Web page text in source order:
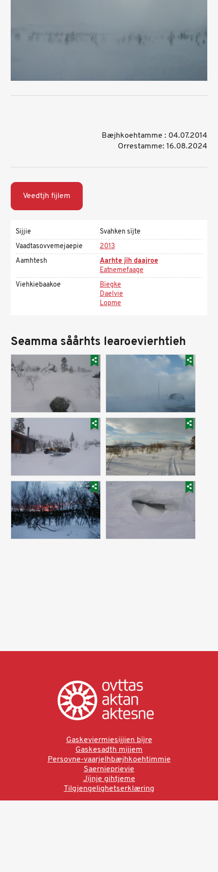
Bæjhkoehtamme : 04.07.2014
Orrestamme: 16.08.2024
Veedtjh fijlem
Sijjie
Svahken sïjte
Vaadtasovvemejaepie
2013
Aamhtesh
Aarhte jïh daajroe
Eatnemefaage
Viehkiebaakoe
Bïegke
Daelvie
Lopme
Seamma såårhts learoevierhtieh
Gaskeviermiesijjien bïjre
Gaskesadth mijjem
Persovne-vaarjelhbæjhkoehtimmie
Saernieprievie
Jïjnje gihtjeme
Tilgjengelighetserklæring